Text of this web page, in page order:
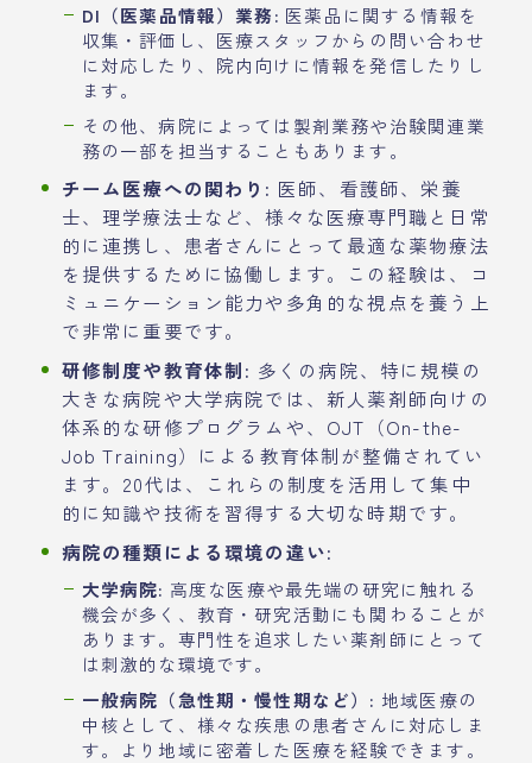
DI（医薬品情報）業務: 医薬品に関する情報を
収集・評価し、医療スタッフからの問い合わせ
に対応したり、院内向けに情報を発信したりし
ます。
その他、病院によっては製剤業務や治験関連業
務の一部を担当することもあります。
チーム医療への関わり: 医師、看護師、栄養
士、理学療法士など、様々な医療専門職と日常
的に連携し、患者さんにとって最適な薬物療法
を提供するために協働します。この経験は、コ
ミュニケーション能力や多角的な視点を養う上
で非常に重要です。
研修制度や教育体制: 多くの病院、特に規模の
大きな病院や大学病院では、新人薬剤師向けの
体系的な研修プログラムや、OJT（On-the-
Job Training）による教育体制が整備されてい
ます。20代は、これらの制度を活用して集中
的に知識や技術を習得する大切な時期です。
病院の種類による環境の違い:
大学病院: 高度な医療や最先端の研究に触れる
機会が多く、教育・研究活動にも関わることが
あります。専門性を追求したい薬剤師にとって
は刺激的な環境です。
一般病院（急性期・慢性期など）: 地域医療の
中核として、様々な疾患の患者さんに対応しま
す。より地域に密着した医療を経験できます。